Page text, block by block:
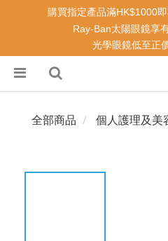
全部商品 個人護理及美
購買指定產品滿HK$1000
Ray-Ban太陽眼鏡享
光學眼鏡低至正